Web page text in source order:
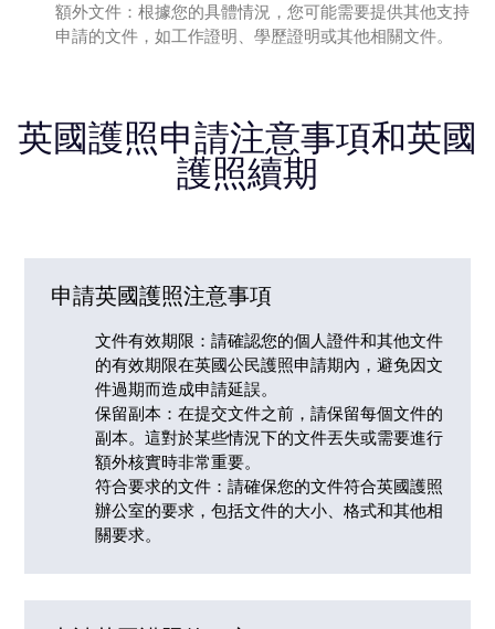
額外文件：根據您的具體情況，您可能需要提供其他支持
申請的文件，如工作證明、學歷證明或其他相關文件。
英國護照申請注意事項和英國
護照續期
申請英國護照注意事項
文件有效期限：請確認您的個人證件和其他文件
的有效期限在英國公民護照申請期內，避免因文
件過期而造成申請延誤。
保留副本：在提交文件之前，請保留每個文件的
副本。這對於某些情況下的文件丟失或需要進行
額外核實時非常重要。
符合要求的文件：請確保您的文件符合英國護照
辦公室的要求，包括文件的大小、格式和其他相
關要求。